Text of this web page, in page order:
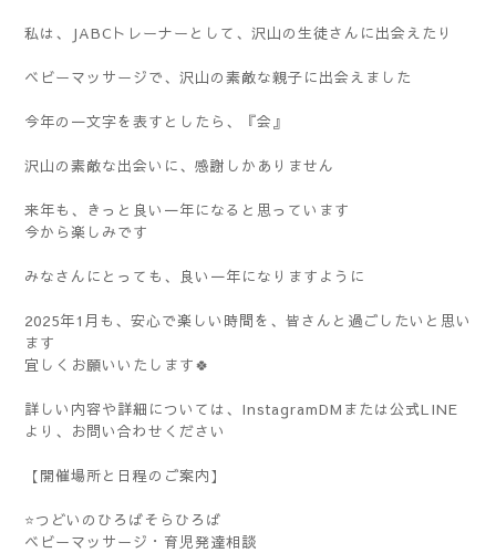
私は、JABCトレーナーとして、沢山の生徒さんに出会えたり
ベビーマッサージで、沢山の素敵な親子に出会えました
今年の一文字を表すとしたら、『会』
沢山の素敵な出会いに、感謝しかありません
来年も、きっと良い一年になると思っています
今から楽しみです
みなさんにとっても、良い一年になりますように
2025年1月も、安心で楽しい時間を、皆さんと過ごしたいと思い
ます
宜しくお願いいたします🍀
詳しい内容や詳細については、InstagramDMまたは公式LINE
より、お問い合わせください
【開催場所と日程のご案内】
⭐つどいのひろばそらひろば
ベビーマッサージ・育児発達相談